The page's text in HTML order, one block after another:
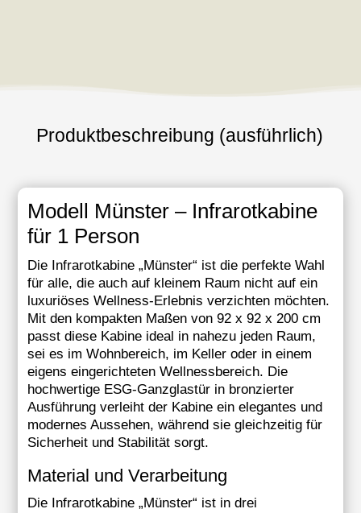
Produktbeschreibung (ausführlich)
Modell Münster – Infrarotkabine
für 1 Person
Die Infrarotkabine „Münster“ ist die perfekte Wahl
für alle, die auch auf kleinem Raum nicht auf ein
luxuriöses Wellness-Erlebnis verzichten möchten.
Mit den kompakten Maßen von 92 x 92 x 200 cm
passt diese Kabine ideal in nahezu jeden Raum,
sei es im Wohnbereich, im Keller oder in einem
eigens eingerichteten Wellnessbereich. Die
hochwertige ESG-Ganzglastür in bronzierter
Ausführung verleiht der Kabine ein elegantes und
modernes Aussehen, während sie gleichzeitig für
Sicherheit und Stabilität sorgt.
Material und Verarbeitung
Die Infrarotkabine „Münster“ ist in drei